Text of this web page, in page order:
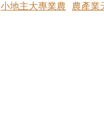
小地主大專業農 農產業